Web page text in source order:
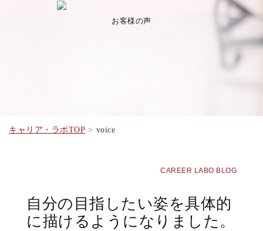
お客様の声
キャリア・ラボTOP voice
CAREER LABO BLOG
自分の目指したい姿を具体的
に描けるようになりました。